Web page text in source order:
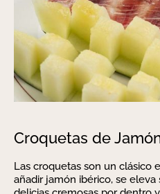
Croquetas de
Las croquetas son un clásico
añadir jamón ibérico, se eleva